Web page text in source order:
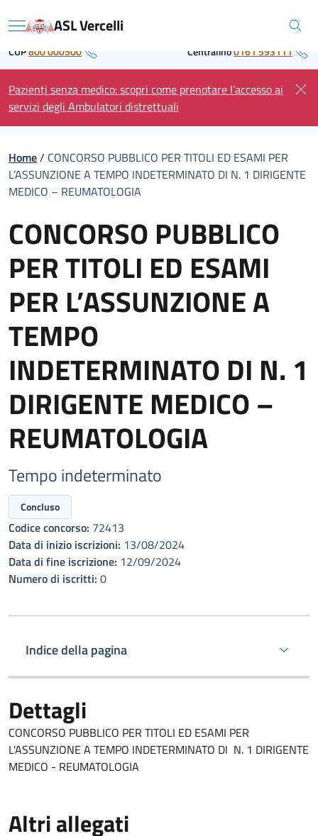
to Regione Piemonte
Menu ASL Vercelli
CUP800 000500 Centralino0161 593111
Pazienti senza medico: scopri come prenotare l’accesso ai
servizi degli Ambulatori distrettuali
Home/ CONCORSO PUBBLICO PER TITOLI ED ESAMI PER
L’ASSUNZIONE A TEMPO INDETERMINATO DI N. 1 DIRIGENTE
MEDICO – REUMATOLOGIA
CONCORSO PUBBLICO
PER TITOLI ED ESAMI
PER L’ASSUNZIONE A
TEMPO
INDETERMINATO DI N. 1
DIRIGENTE MEDICO –
REUMATOLOGIA
Tempo indeterminato
Concluso
Codice concorso: 72413
Data di inizio iscrizioni: 13/08/2024
Data di fine iscrizione: 12/09/2024
Numero di iscritti: 0
Indice della pagina
Dettagli
CONCORSO PUBBLICO PER TITOLI ED ESAMI PER
L'ASSUNZIONE A TEMPO INDETERMINATO DI N. 1 DIRIGENTE
MEDICO - REUMATOLOGIA
Altri allegati